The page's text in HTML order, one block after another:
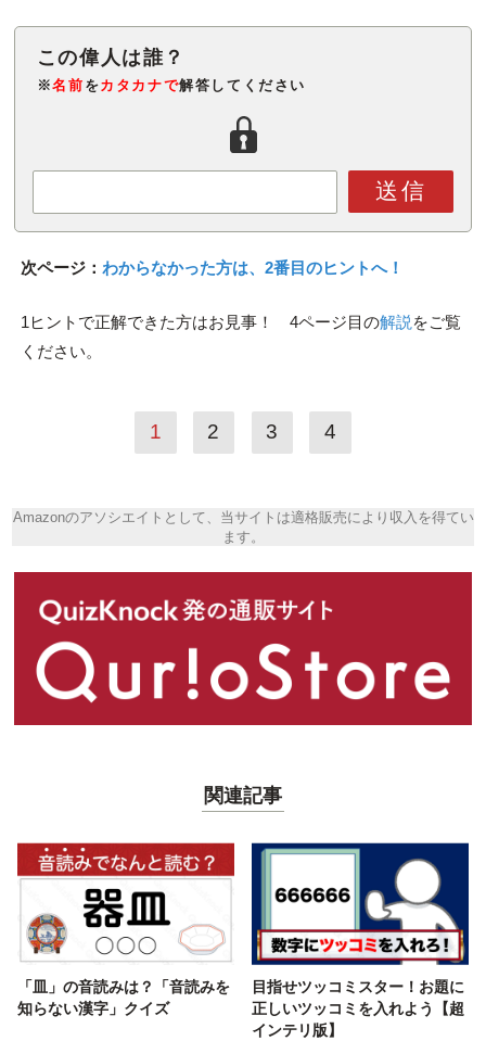
※名前 をカタカナで解答してください
送信
次ページ： わからなかった方は、2番目のヒントへ！
1ヒントで正解できた方はお見事！ 4ページ目の解説 をご覧
ください。
1 2 3 4
Amazonのアソシエイトとして、当サイトは適格販売により収入を得てい
ます。
関連記事
「皿」の音読みは？「音読みを
知らない漢字」クイズ
目指せツッコミスター！お題に
正しいツッコミを入れよう【超
インテリ版】